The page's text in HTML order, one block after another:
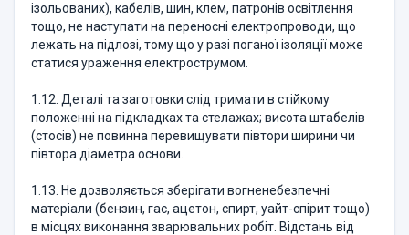
ізольованих), кабелів, шин, клем, патронів освітлення
тощо, не наступати на переносні електропроводи, що
лежать на підлозі, тому що у разі поганої ізоляції може
статися ураження електрострумом.
1.12. Деталі та заготовки слід тримати в стійкому
положенні на підкладках та стелажах; висота штабелів
(стосів) не повинна перевищувати півтори ширини чи
півтора діаметра основи.
1.13. Не дозволяється зберігати вогненебезпечні
матеріали (бензин, гас, ацетон, спирт, уайт-спірит тощо)
в місцях виконання зварювальних робіт. Відстань від